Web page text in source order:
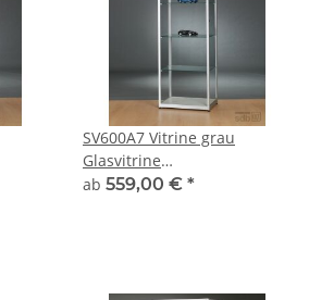
SV600A7 Vitrine grau
Glasvitrine
Ausstellungsvitrine
ab 559,00 € *